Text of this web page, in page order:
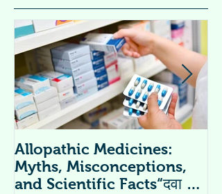
Allopathic Medicines:
Myths, Misconceptions,
and Scientific Facts“दवा से